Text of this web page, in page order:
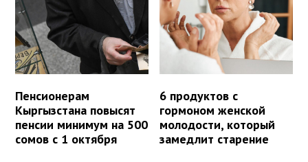
Пенсионерам
Кыргызстана повысят
пенсии минимум на 500
сомов с 1 октября
6 продуктов с
гормоном женской
молодости, который
замедлит старение